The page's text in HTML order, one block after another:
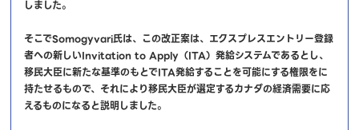
しました。
そこでSomogyvari氏は、この改正案は、エクスプレスエントリー登録
者への新しいInvitation to Apply（ITA）発給システムであるとし、
移民大臣に新たな基準のもとでITA発給することを可能にする権限をに
持たせるもので、それにより移民大臣が選定するカナダの経済需要に応
えるものになると説明しました。